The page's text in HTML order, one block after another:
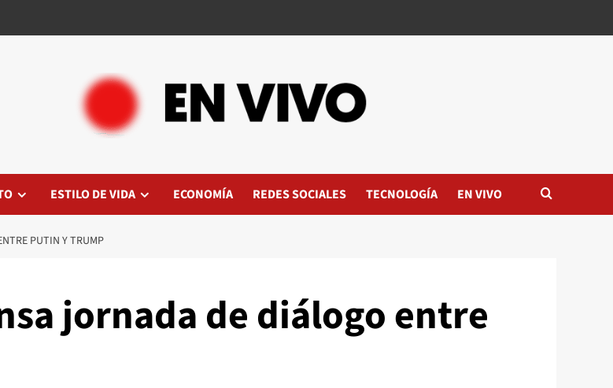
ESTILO DE VIDA ECONOMÍA REDES SOCIALES TECNOLOGÍA EN VIVO
PUTIN Y TRUMP
jornada de diálogo entre